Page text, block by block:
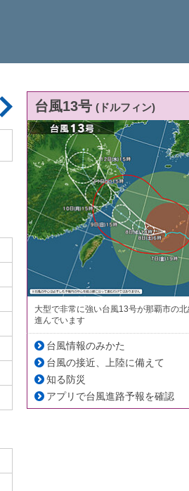
台風13号 (ドルフィン)
大型で非常に強い台風13号が那覇市の
進んでいます
台風情報のみかた
台風の接近、上陸に備えて
知る防災
アプリで台風進路予報を確認